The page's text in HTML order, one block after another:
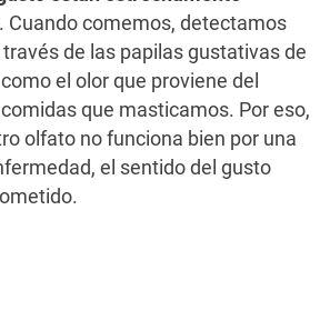
. Cuando comemos, detectamos
través de las papilas gustativas de
el olor que proviene del
que masticamos. Por eso,
olfato no funciona bien por una
el sentido del gusto